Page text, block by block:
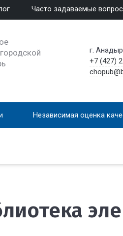
Часто задаваемые
г.
+7 (427)
Независимая оценка